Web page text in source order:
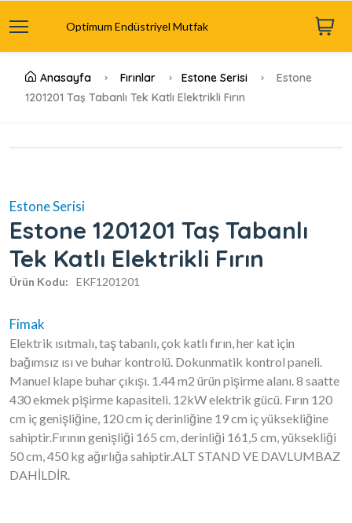
Optimum Endüstriyel Mutfak
Anasayfa Fırınlar Estone Serisi
Estone
1201201 Taş Tabanlı Tek Katlı Elektrikli Fırın
Estone Serisi
Estone 1201201 Taş Tabanlı
Tek Katlı Elektrikli Fırın
Ürün Kodu: EKF1201201
Fimak
Elektrik ısıtmalı, taş tabanlı, çok katlı fırın, her kat için
bağımsız ısı ve buhar kontrolü. Dokunmatik kontrol paneli.
Manuel klape buhar çıkışı. 1.44 m2 ürün pişirme alanı. 8 saatte
430 ekmek pişirme kapasiteli. 12kW elektrik gücü. Fırın 120
cm iç genişliğine, 120 cm iç derinliğine 19 cm iç yüksekliğine
sahiptir.Fırının genişliği 165 cm, derinliği 161,5 cm, yüksekliği
50 cm, 450 kg ağırlığa sahiptir.ALT STAND VE DAVLUMBAZ
DAHİLDİR.